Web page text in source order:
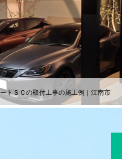
トＳＣの取付工事の施工例｜江南市